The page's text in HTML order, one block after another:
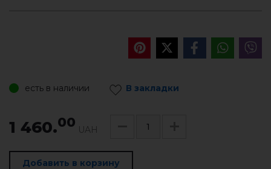
есть в наличии В закладки
1 460.00 UAH
Добавить в корзину